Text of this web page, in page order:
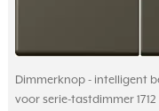
Dimmerknop - intelligent
voor serie-tastdimmer 1712